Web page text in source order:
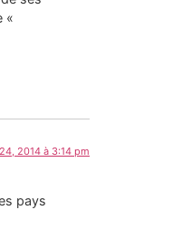
«
2014 à 3:14 pm
pays